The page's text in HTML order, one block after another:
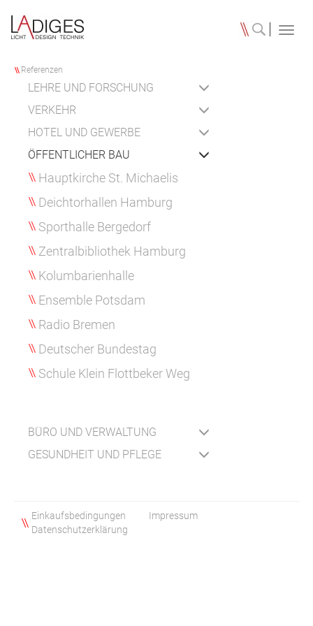
Referenzen
LEHRE UND FORSCHUNG
VERKEHR
HOTEL UND GEWERBE
ÖFFENTLICHER BAU
Hauptkirche St. Michaelis
Deichtorhallen Hamburg
Sporthalle Bergedorf
Zentralbibliothek Hamburg
Kolumbarienhalle
Ensemble Potsdam
Radio Bremen
Deutscher Bundestag
Schule Klein Flottbeker Weg
BÜRO UND VERWALTUNG
GESUNDHEIT UND PFLEGE
Einkaufsbedingungen
Impressum
Datenschutzerklärung